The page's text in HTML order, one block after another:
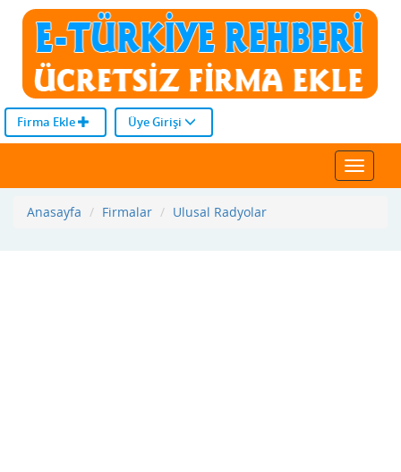
Firma Ekle Üye Girişi
Toggle
Anasayfa
Firmalar Ulusal Radyolar